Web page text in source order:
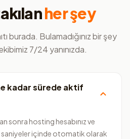
her şey
burada. Bulamadığınız bir şey
7/24 yanınızda.
kadar sürede aktif
sonra hosting hesabınız ve
saniyeler içinde otomatik olarak